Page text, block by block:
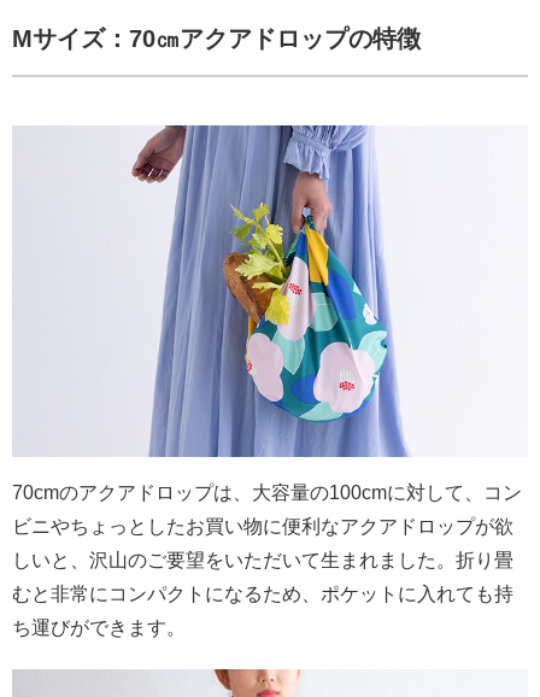
Mサイズ：70㎝アクアドロップの特徴
70cmのアクアドロップは、大容量の100cmに対して、コン
ビニやちょっとしたお買い物に便利なアクアドロップが欲
しいと、沢山のご要望をいただいて生まれました。折り畳
むと非常にコンパクトになるため、ポケットに入れても持
ち運びができます。